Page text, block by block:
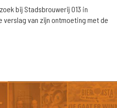
bij Stadsbrouwerij 013 in
verslag van zijn ontmoeting met de